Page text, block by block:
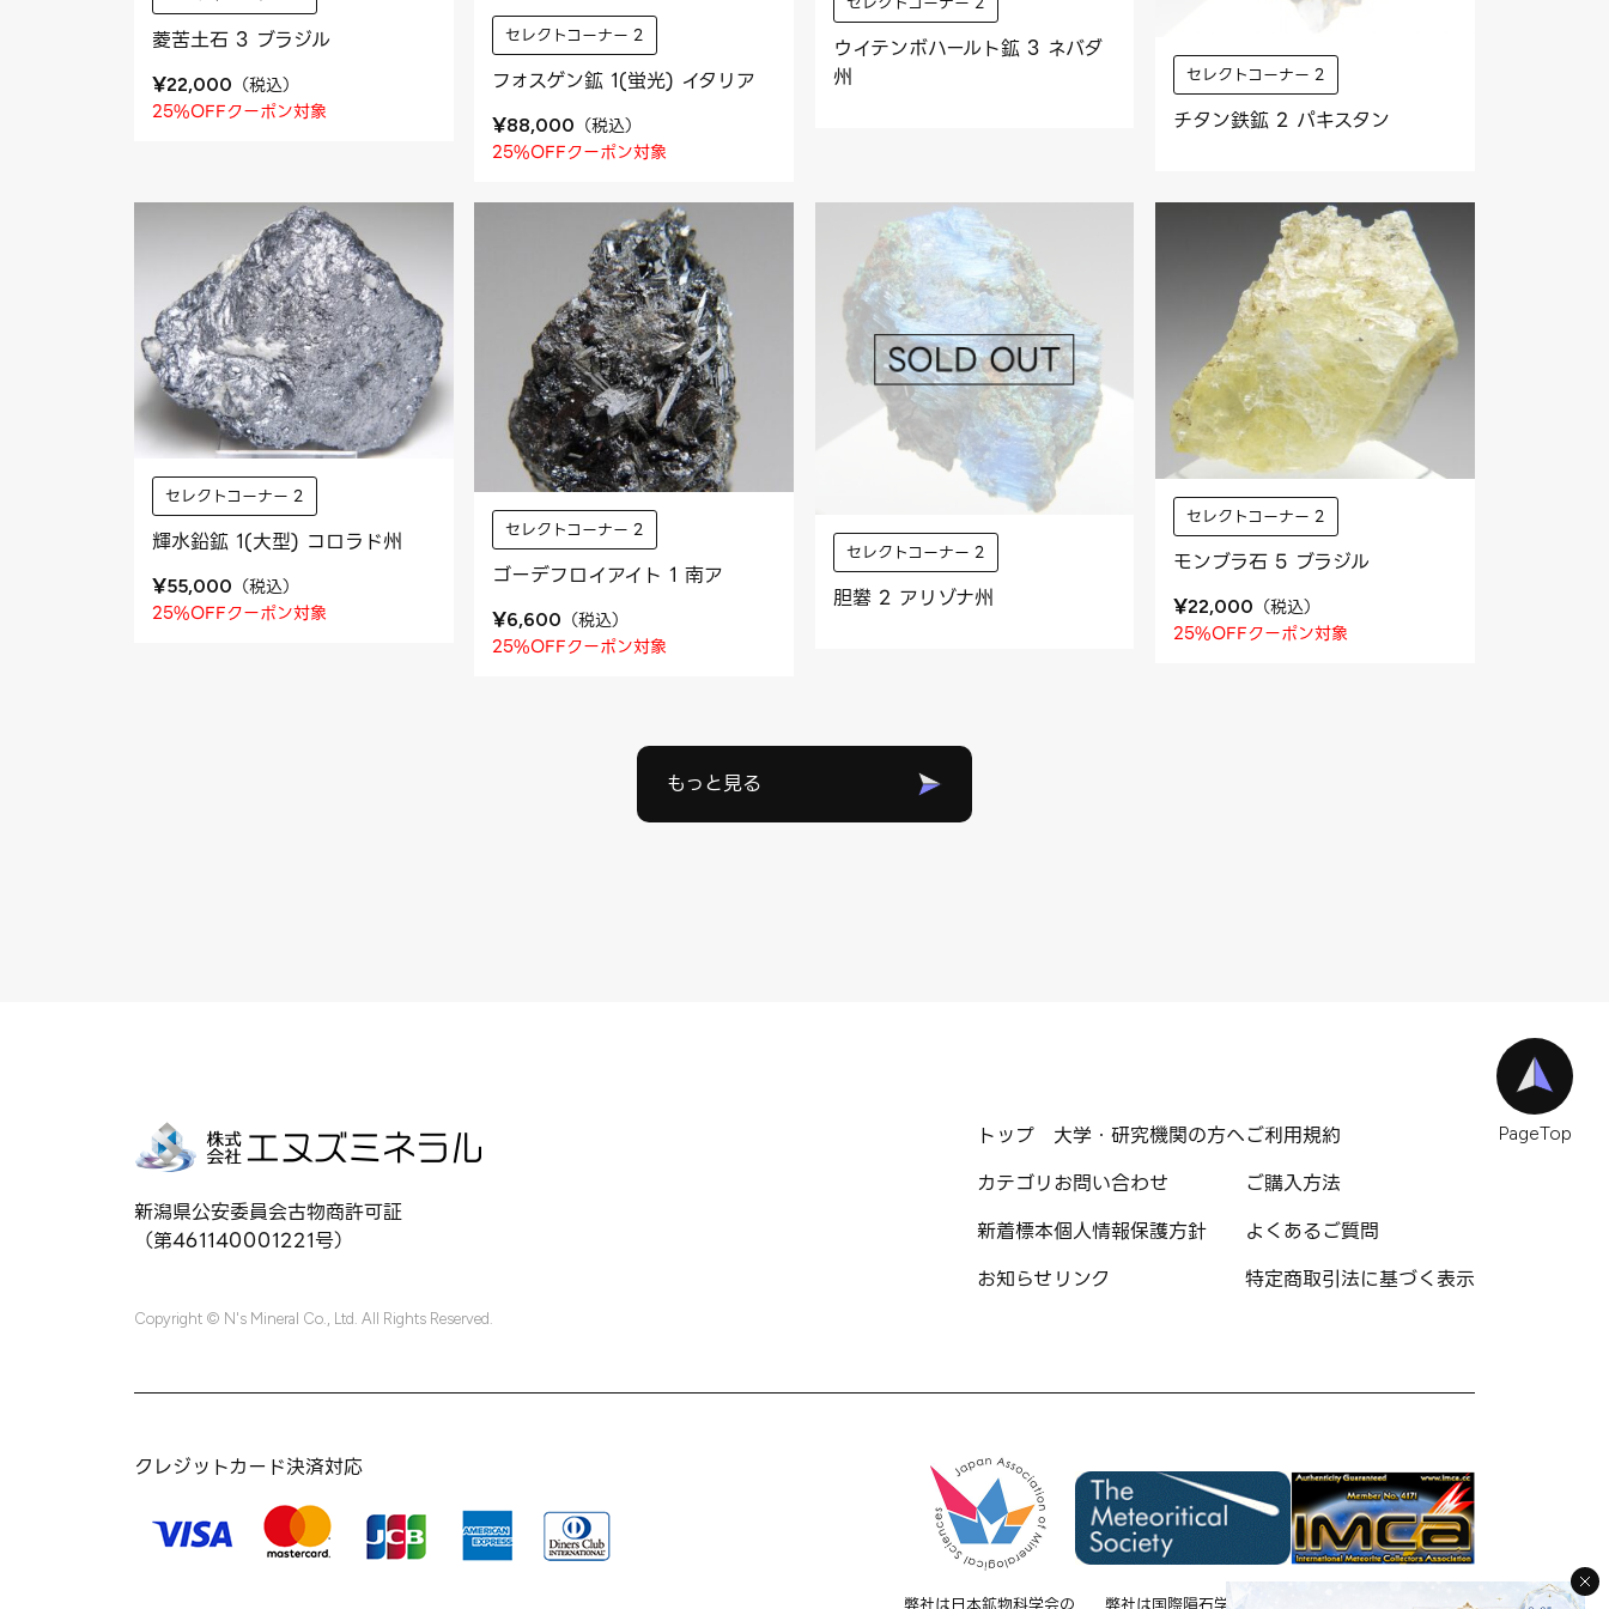
菱苦土石 3 ブラジル
¥22,000 （税込）
25%OFFクーポン対象
セレクトコーナー 2
フォスゲン鉱 1(蛍光) イタリア
¥88,000 （税込）
25%OFFクーポン対象
ウイテンボハールト鉱 3 ネバダ
州
セレクトコーナー 2
チタン鉄鉱 2 パキスタン
セレクトコーナー 2
輝水鉛鉱 1(大型) コロラド州
¥55,000 （税込）
25%OFFクーポン対象
セレクトコーナー 2
ゴーデフロイアイト 1 南ア
¥6,600 （税込）
25%OFFクーポン対象
セレクトコーナー 2
胆礬 2 アリゾナ州
セレクトコーナー 2
モンブラ石 5 ブラジル
¥22,000 （税込）
25%OFFクーポン対象
もっと見る
PageTop
新潟県公安委員会古物商許可証
（第461140001221号）
Copyright © N's Mineral Co., Ltd. All Rights Reserved.
トップ
カテゴリ
新着標本
お知らせ
大学・研究機関の方へ
お問い合わせ
個人情報保護方針
リンク
ご利用規約
ご購入方法
よくあるご質問
特定商取引法に基づく表示
クレジットカード決済対応